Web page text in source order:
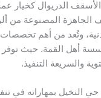
الأسقف الدريوال كخيار
الجاهزة المصنوعة من
وتُعد من أهم
أهل القمة. حيث توفر
والسريعة التنفيذ.
النخيل بمهاراته في